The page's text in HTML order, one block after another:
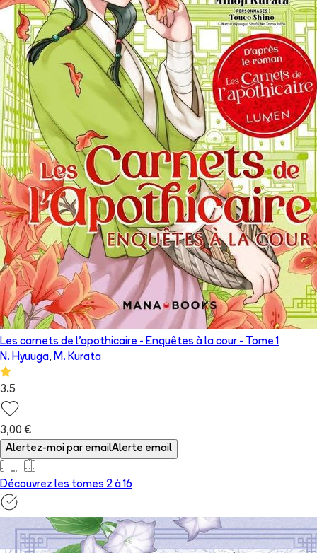
Les carnets de l'apothicaire - Enquêtes à la cour - Tome 1
N. Hyuuga, M. Kurata
3.5
3,00 €
Alertez-moi par emailAlerte email
Découvrez les tomes 2 à 16